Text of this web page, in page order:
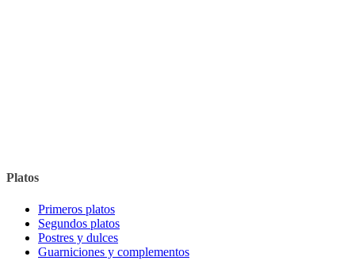
Platos
Primeros platos
Segundos platos
Postres y dulces
Guarniciones y complementos